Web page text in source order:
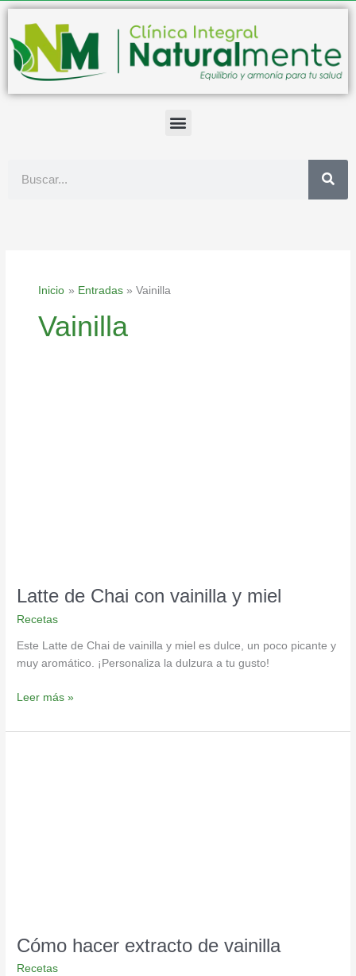
contenido
Inicio Entradas Vainilla
Vainilla
Latte de Chai con vainilla y miel
Recetas
Este Latte de Chai de vainilla y miel es dulce, un poco picante y
muy aromático. ¡Personaliza la dulzura a tu gusto!
Leer más »
Cómo hacer extracto de vainilla
Recetas